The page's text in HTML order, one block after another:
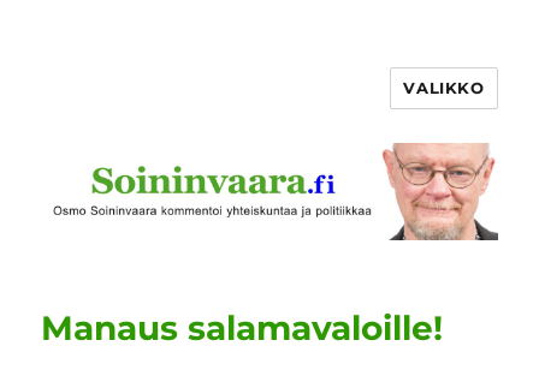
VALIKKO
Manaus salamavaloille!